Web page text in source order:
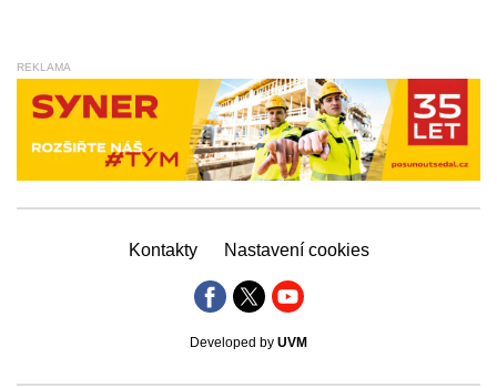
REKLAMA
Kontakty Nastavení cookies
Developed by UVM